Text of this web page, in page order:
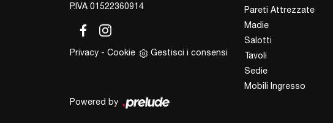
P.IVA 01522360914
Privacy - Cookie Gestisci i consensi
Pareti Attrezzate
Madie
Salotti
Tavoli
Sedie
Mobili Ingresso
Powered by